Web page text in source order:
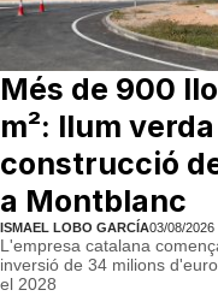
Més de 900
m²: llum
construcció
a Montblanc
ISMAEL LOBO GARCÍA03/08/2026
L'empresa catalana
inversió de 34 milions
el 2028